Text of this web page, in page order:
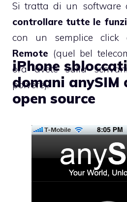
Si tratta di un software
controllare tutte le
con un semplice click
Remote (quel bel
ora avete sulla
polvere).
iPhone
domani anySIM
open source